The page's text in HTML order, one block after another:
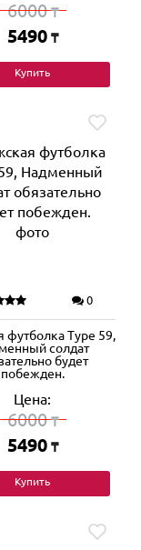
6000₸
5490 ₸
Купить
0
футболка Type 59,
солдат
будет
побежден.
Цена:
6000₸
5490 ₸
Купить